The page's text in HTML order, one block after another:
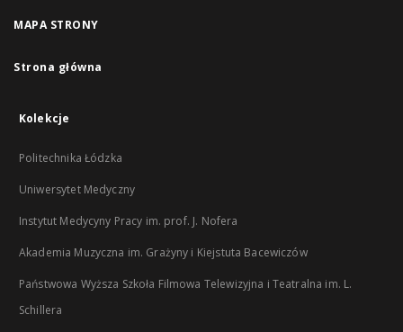
MAPA STRONY
Strona główna
Kolekcje
Politechnika Łódzka
Uniwersytet Medyczny
Instytut Medycyny Pracy im. prof. J. Nofera
Akademia Muzyczna im. Grażyny i Kiejstuta Bacewiczów
Państwowa Wyższa Szkoła Filmowa Telewizyjna i Teatralna im. L.
Schillera